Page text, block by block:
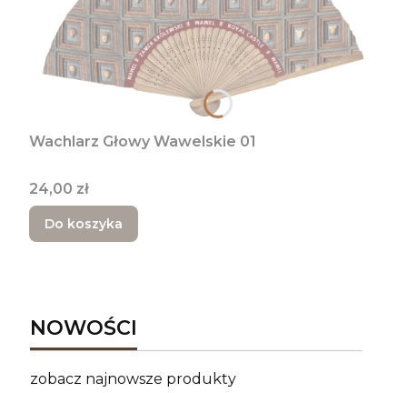
Wachlarz Głowy Wawelskie 01
Cena
24,00 zł
Do koszyka
NOWOŚCI
zobacz najnowsze produkty